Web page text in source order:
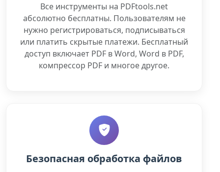
Все инструменты на PDFtools.net
абсолютно бесплатны. Пользователям не
нужно регистрироваться, подписываться
или платить скрытые платежи. Бесплатный
доступ включает PDF в Word, Word в PDF,
компрессор PDF и многое другое.
Безопасная обработка файлов